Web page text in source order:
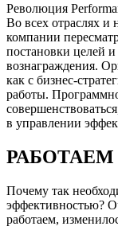
Революция
Во всех отраслях и
компании
постановки целей
вознаграждения.
как с бизнес-
работы.
в управлении
Почему так
эффективностью?
работаем,